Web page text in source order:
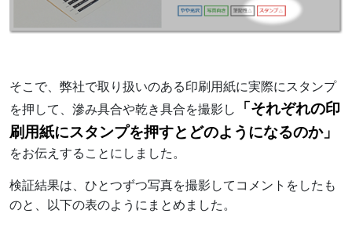
そこで、弊社で取り扱いのある印刷用紙に実際にスタンプ
を押して、滲み具合や乾き具合を撮影し 「それぞれの印
刷用紙にスタンプを押すとどのようになるのか」
をお伝えすることにしました。
検証結果は、ひとつずつ写真を撮影してコメントをしたも
のと、以下の表のようにまとめました。